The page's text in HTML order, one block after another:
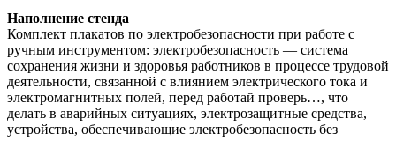
Наполнение стенда
Комплект плакатов по электробезопасности при работе с
ручным инструментом: электробезопасность — система
сохранения жизни и здоровья работников в процессе трудовой
деятельности, связанной с влиянием электрического тока и
электромагнитных полей, перед работай проверь…, что
делать в аварийных ситуациях, электрозащитные средства,
устройства, обеспечивающие электробезопасность без